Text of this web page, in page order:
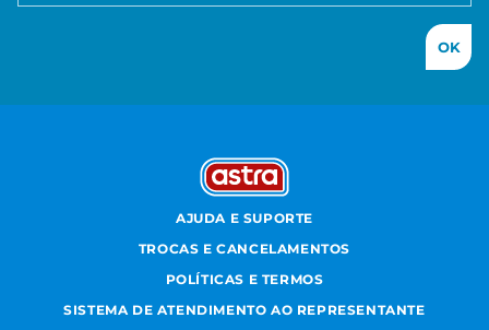
OK
AJUDA E SUPORTE
TROCAS E CANCELAMENTOS
POLÍTICAS E TERMOS
SISTEMA DE ATENDIMENTO AO REPRESENTANTE